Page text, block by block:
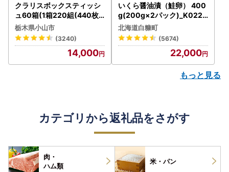
クラリスボックスティッシ
ュ60箱(1箱220組(440枚))
(5個入り×12セット)【配送
不可地域：離島・沖縄県】
【1256759】
栃木県小山市
(3240)
14,000
いくら醤油漬（鮭卵） 400
g(200g×2パック)_K022-
1676
北海道白糠町
(5674)
22,000
もっと見る
カテゴリから返礼品をさがす
肉・
ハム類
米・パン